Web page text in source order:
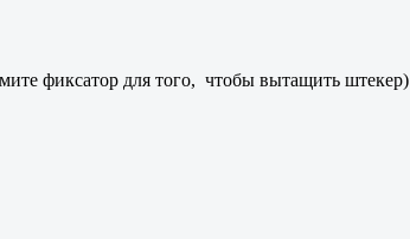
фиксатор для того, чтобы вытащить штекер)